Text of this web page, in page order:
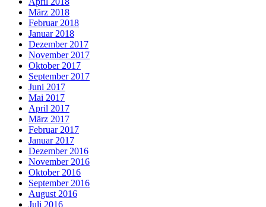
März 2018
Februar 2018
Januar 2018
Dezember 2017
November 2017
Oktober 2017
September 2017
Juni 2017
Mai 2017
April 2017
März 2017
Februar 2017
Januar 2017
Dezember 2016
November 2016
Oktober 2016
September 2016
August 2016
Juli 2016